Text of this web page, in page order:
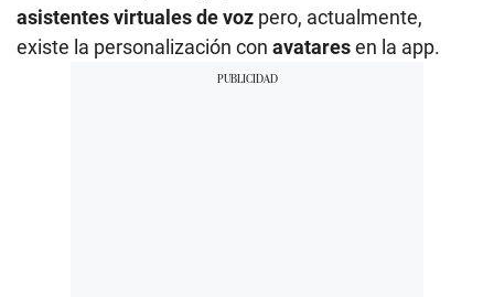
asistentes virtuales de voz pero, actualmente,
existe la personalización con avataresen la app.